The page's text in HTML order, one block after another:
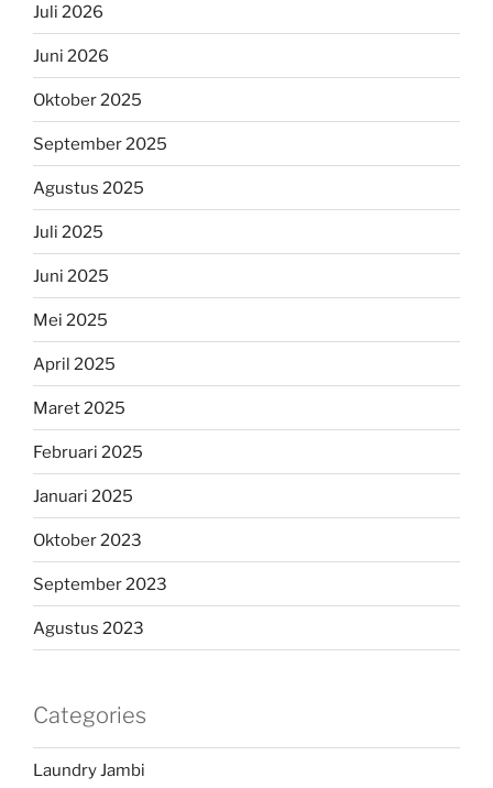
Juli 2026
Juni 2026
Oktober 2025
September 2025
Agustus 2025
Juli 2025
Juni 2025
Mei 2025
April 2025
Maret 2025
Februari 2025
Januari 2025
Oktober 2023
September 2023
Agustus 2023
Categories
Laundry Jambi